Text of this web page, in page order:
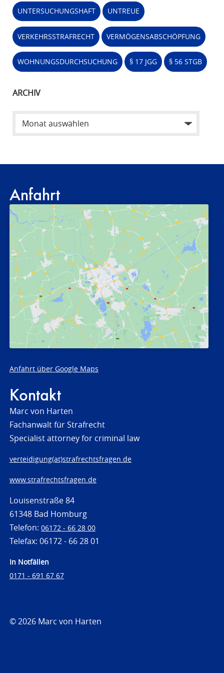
UNTERSUCHUNGSHAFT UNTREUE
VERKEHRSSTRAFRECHT VERMÖGENSABSCHÖPFUNG
WOHNUNGSDURCHSUCHUNG § 17 JGG § 56 STGB
ARCHIV
Anfahrt
Anfahrt über Google Maps
Kontakt
Marc von Harten
Fachanwalt für Strafrecht
Specialist attorney for criminal law
verteidigung(at)strafrechtsfragen.de
www.strafrechtsfragen.de
Louisenstraße 84
61348 Bad Homburg
Telefon: 06172 - 66 28 00
Telefax: 06172 - 66 28 01
In Notfällen
0171 - 691 67 67
© 2026 Marc von Harten